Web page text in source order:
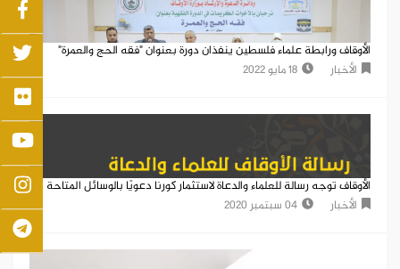
الأوقاف ورابطة علماء فلسطين ينفذان دورة بعنوان "فقه الحج والعمرة"
الأخبار
18 مايو 2022
الأوقاف توجه رسالة للعلماء والدعاة لاستثمار كورنا دعويًا بالوسائل المتاحة
الأخبار
04 سبتمبر 2020